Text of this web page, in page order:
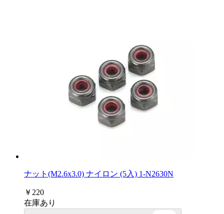
ナット(M2.6x3.0) ナイロン (5入) 1-N2630N
￥220
在庫あり